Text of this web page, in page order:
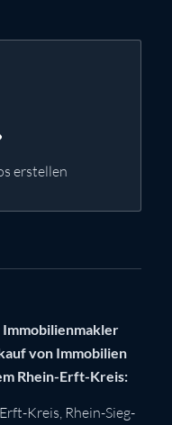
erstellen
Immobilienmakler
von Immobilien
Rhein-Erft-Kreis:
Kreis Rhein-Sieg-